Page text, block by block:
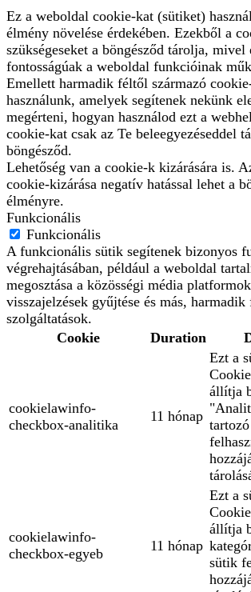
Ez a weboldal cookie-kat (sütiket)
élmény növelése érdekében. Ezekből a
szükségeseket a böngésződ tárolja, mivel
fontosságúak a weboldal funkcióinak
Emellett harmadik féltől származó
használunk, amelyek segítenek nekünk
megérteni, hogyan használod ezt a
cookie-kat csak az Te beleegyezéseddel
böngésződ.
Lehetőség van a cookie-k kizárására is.
cookie-kizárása negatív hatással lehet a
élményre.
Funkcionális
Funkcionális
A funkcionális sütik segítenek bizonyos
végrehajtásában, például a weboldal
megosztása a közösségi média
visszajelzések gyűjtése és más,
szolgáltatások.
Cookie
Duration
cookielawinfo-
checkbox-analitika
11 hónap
Ezt a
állítja
cookielawinfo-
checkbox-egyeb
11 hónap
Ezt a
állítja
sütik